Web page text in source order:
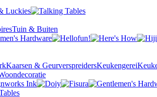
Tuin & Buiten
Kaarsen & GeurverspreidersKeukengerei